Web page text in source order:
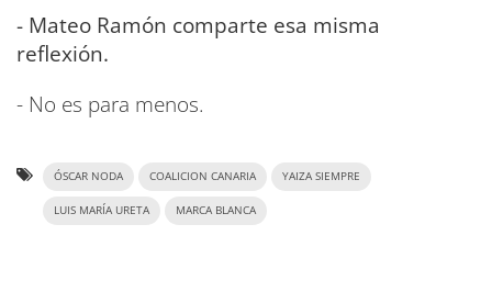
- Mateo Ramón comparte esa misma
reflexión.
- No es para menos.
ÓSCAR NODA COALICION CANARIA YAIZA SIEMPRE
LUIS MARÍA URETA MARCA BLANCA